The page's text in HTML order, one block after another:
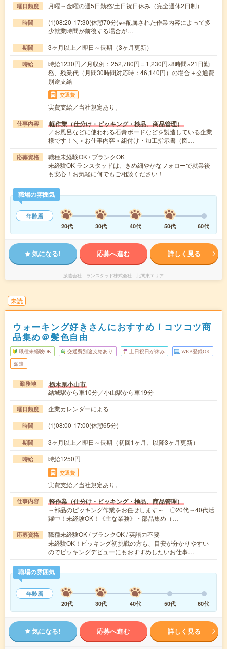
曜日頻度 月曜～金曜の週5日勤務/土日祝日休み（完全週休2日制）
時間
(1)08:20-17:30(休憩70分)※※配属された作業内容によって多
少就業時間が前後する場合が…
期間 3ヶ月以上／即日～長期（3ヶ月更新）
時給
時給1230円／月収例：252,780円＝1,230円×8時間×21日勤
務、残業代（月間30時間対応時：46,140円）の場合＋交通費
別途支給
交通費
実費支給／当社規定あり。
仕事内容 軽作業（仕分け・ピッキング・検品、商品管理）
／お風呂などに使われる石膏ボードなどを製造している企業
様です！＼＜お仕事内容＞組付け・加工指示書（図…
応募資格
職種未経験OK / ブランクOK
未経験OK ランスタッドは、きめ細やかなフォローで就業後
も安心！お気軽に何でもご相談ください！
職場の雰囲気
年齢層
20代
30代 40代 50代 60代
気になる! 応募へ進む 詳しく見る
派遣会社 ランスタッド株式会社 北関東エリア
未読
ウォーキング好きさんにおすすめ！コツコツ商
品集め＠髪色自由
職種未経験OK 交通費別途支給あり 土日祝日が休み WEB登録OK
派遣
勤務地 栃木県小山市
結城駅から車10分／小山駅から車19分
曜日頻度 企業カレンダーによる
時間 (1)08:00-17:00(休憩65分)
期間 3ヶ月以上／即日～長期（初回1ヶ月、以降3ヶ月更新）
時給 時給1250円
交通費
実費支給／当社規定あり。
仕事内容 軽作業（仕分け・ピッキング・検品、商品管理）
～部品のピッキング作業をお任せします～ 〇20代～40代活
躍中！未経験OK！《主な業務》・部品集め（…
応募資格
職種未経験OK / ブランクOK / 英語力不要
未経験OK！ピッキング初挑戦の方も、目安が分かりやすい
のでピッキングデビューにもおすすめしたいお仕事…
職場の雰囲気
年齢層
20代
30代 40代 50代 60代
気になる! 応募へ進む 詳しく見る